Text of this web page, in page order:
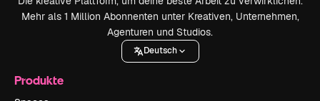
Mehr als 1 Million Abonnenten unter Kreativen, Unternehmen,
Agenturen und Studios.
Deutsch
Produkte